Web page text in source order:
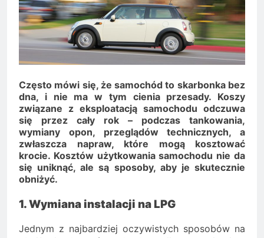
Minolta – kiedy wybrać
kolorowe, a kiedy czarno-
2 Lata Ago
Na czym polega
rozliczanie podatku?
Często mówi się, że samochód to skarbonka bez
dna, i nie ma w tym cienia przesady. Koszy
związane z eksploatacją samochodu odczuwa
się przez cały rok – podczas tankowania,
wymiany opon, przeglądów technicznych, a
zwłaszcza napraw, które mogą kosztować
krocie. Kosztów użytkowania samochodu nie da
się uniknąć, ale są sposoby, aby je skutecznie
obniżyć.
1. Wymiana instalacji na LPG
Jednym z najbardziej oczywistych sposobów na